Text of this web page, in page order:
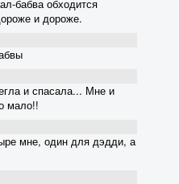
бабва обходится
и дороже.
и спасала... Мне и
мало!!
мне, один для дэдди, а